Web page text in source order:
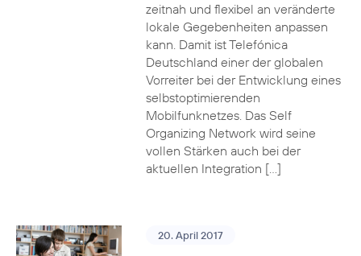
zeitnah und flexibel an veränderte
lokale Gegebenheiten anpassen
kann. Damit ist Telefónica
Deutschland einer der globalen
Vorreiter bei der Entwicklung eines
selbstoptimierenden
Mobilfunknetzes. Das Self
Organizing Network wird seine
vollen Stärken auch bei der
aktuellen Integration […]
20. April 2017